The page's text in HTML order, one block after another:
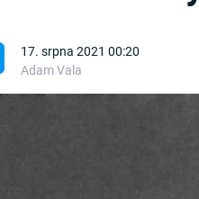
17. srpna 2021 00:20
Adam Vala